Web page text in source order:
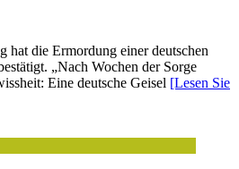
hat die Ermordung einer deutschen
„Nach Wochen der Sorge
Eine deutsche Geisel [Lesen Sie